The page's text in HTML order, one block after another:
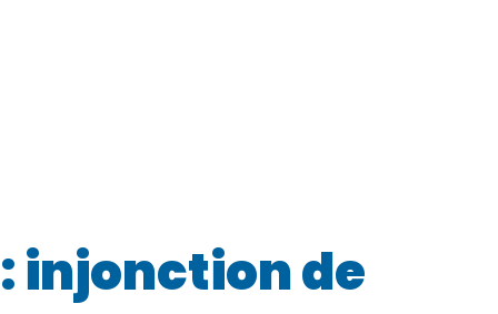
injonction de